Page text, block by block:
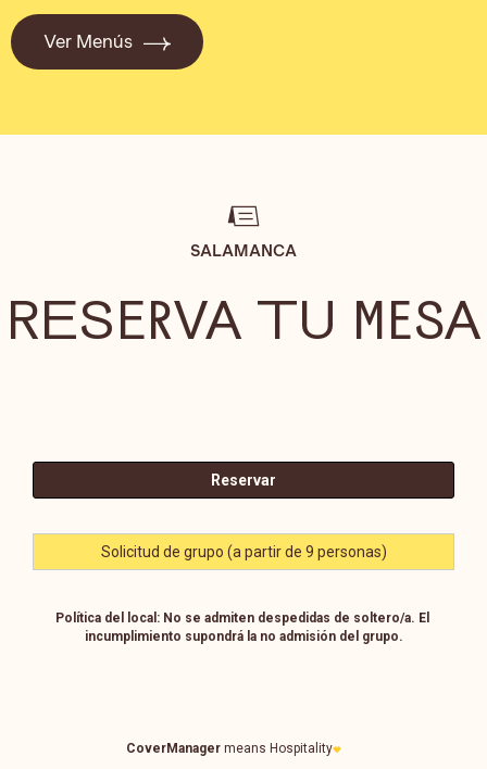
Ver Menús
SALAMANCA
RESERVA TU MESA